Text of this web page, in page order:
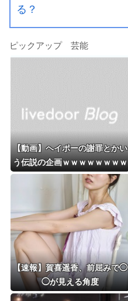
る？
ピックアップ 芸能
【動画】ヘイポーの謝罪とかい
う伝説の企画ｗｗｗｗｗｗｗｗ
ｗｗｗｗｗｗｗｗｗｗｗｗｗｗ
【速報】賀喜遥香、前屈みで◯
◯が見える角度